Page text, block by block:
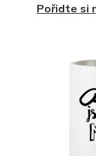
Pořidte si